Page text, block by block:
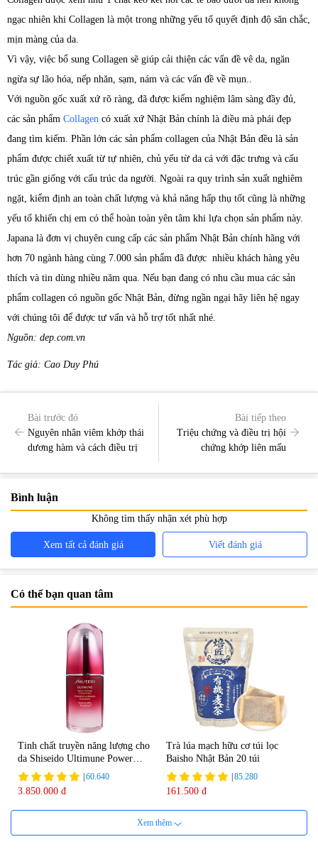
ngạc nhiên khi Collagen là một trong những yếu tố quyết định độ săn chắc,
mịn màng của da.
Vì vậy, việc bổ sung Collagen sẽ giúp cải thiện các vấn đề vê da, ngăn
ngừa sự lão hóa, nếp nhăn, sạm, nám và các vấn đề về mụn..
Với nguồn gốc xuất xứ rõ ràng, đã được kiểm nghiệm lâm sàng đầy đủ,
các sản phẩm Collagen có xuất xứ Nhật Bản chính là điều mà phái đẹp
đang tìm kiếm. Phần lớn các sản phẩm collagen của Nhật Bản đều là sản
phẩm được chiết xuất từ tự nhiên, chủ yếu từ da cá với đặc trưng và cấu
trúc gần giống với cấu trúc da người. Ngoài ra quy trình sản xuất nghiêm
ngặt, kiểm định an toàn chất lượng và khả năng hấp thụ tốt cũng là những
yếu tố khiến chị em có thể hoàn toàn yên tâm khi lựa chọn sản phẩm này.
Japana là đơn vị chuyên cung cấp các sản phẩm Nhật Bản chính hãng với
hơn 70 ngành hàng cùng 7.000 sản phẩm đã được nhiều khách hàng yêu
thích và tin dùng nhiều năm qua. Nếu bạn đang có nhu cầu mua các sản
phẩm collagen có nguồn gốc Nhật Bản, đừng ngần ngại hãy liên hệ ngay
với chúng tôi để được tư vấn và hỗ trợ tốt nhất nhé.
Nguồn: dep.com.vn
Tác giả: Cao Duy Phú
Bài trước đó
Nguyên nhân viêm khớp thái
dương hàm và cách điều trị
Bài tiếp theo
Triệu chứng và điều trị hội
chứng khớp liên mấu
Bình luận
Không tìm thấy nhận xét phù hợp
Xem tất cả đánh giá Viết đánh giá
Có thể bạn quan tâm
Tinh chất truyền năng lượng cho
da Shiseido Ultimune Power
75ml
60.640
3.850.000 đ
Trà lúa mạch hữu cơ túi lọc
Baisho Nhật Bản 20 túi
85.280
161.500 đ
Xem thêm